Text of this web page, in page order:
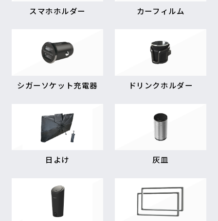
スマホホルダー カーフィルム
シガーソケット充電器 ドリンクホルダー
日よけ 灰皿